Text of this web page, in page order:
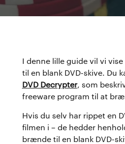
I denne lille guide vil vi
til en blank DVD-skive. Du
DVD Decrypter, som
freeware program til at
Hvis du selv har rippet en
filmen i – de hedder
brænde til en blank DVD-